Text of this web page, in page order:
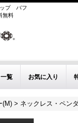
プ
バフ
無料
覧 お気に入り
(M) > ネックレス・ペン